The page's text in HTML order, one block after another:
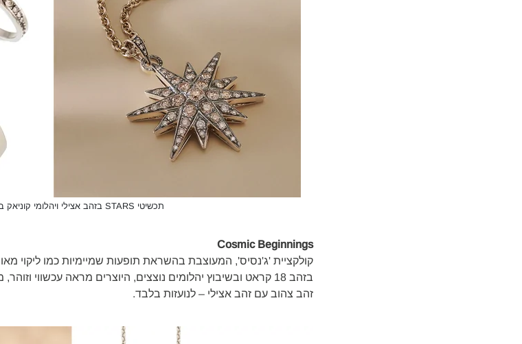
תכשיטי STARS בזהב אצילי ויהלומי קוניאק בגוונים שונים
Cosmic Beginnings
קולקציית 'ג'נסיס', המעוצבת בהשראת תופעות שמיימיות כמו ליקוי
בזהב 18 קראט ובשיבוץ יהלומים נוצצים, היוצרים מראה עכשווי
זהב צהוב עם זהב אצילי – לנועזות בלבד.